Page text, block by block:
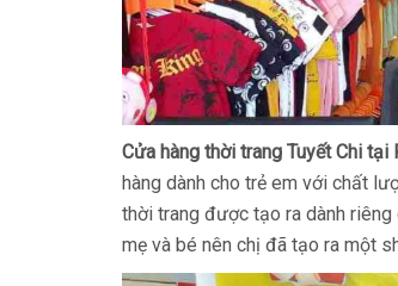
Cửa hàng thời trang Tuyết Chi
hàng dành cho trẻ em với chất
thời trang được tạo ra dành riêng
mẹ và bé nên chị đã tạo ra một